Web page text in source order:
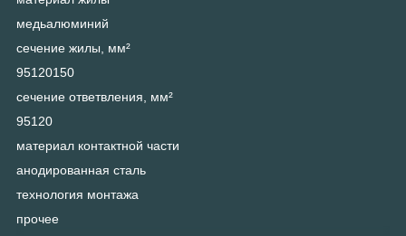
медьалюминий
сечение жилы, мм²
95120150
сечение ответвления, мм²
95120
материал контактной части
анодированная сталь
технология монтажа
прочее